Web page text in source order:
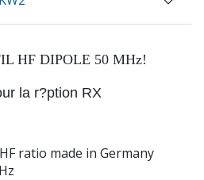
HF DIPOLE 50 MHz!
la r?ption RX
ratio made in Germany